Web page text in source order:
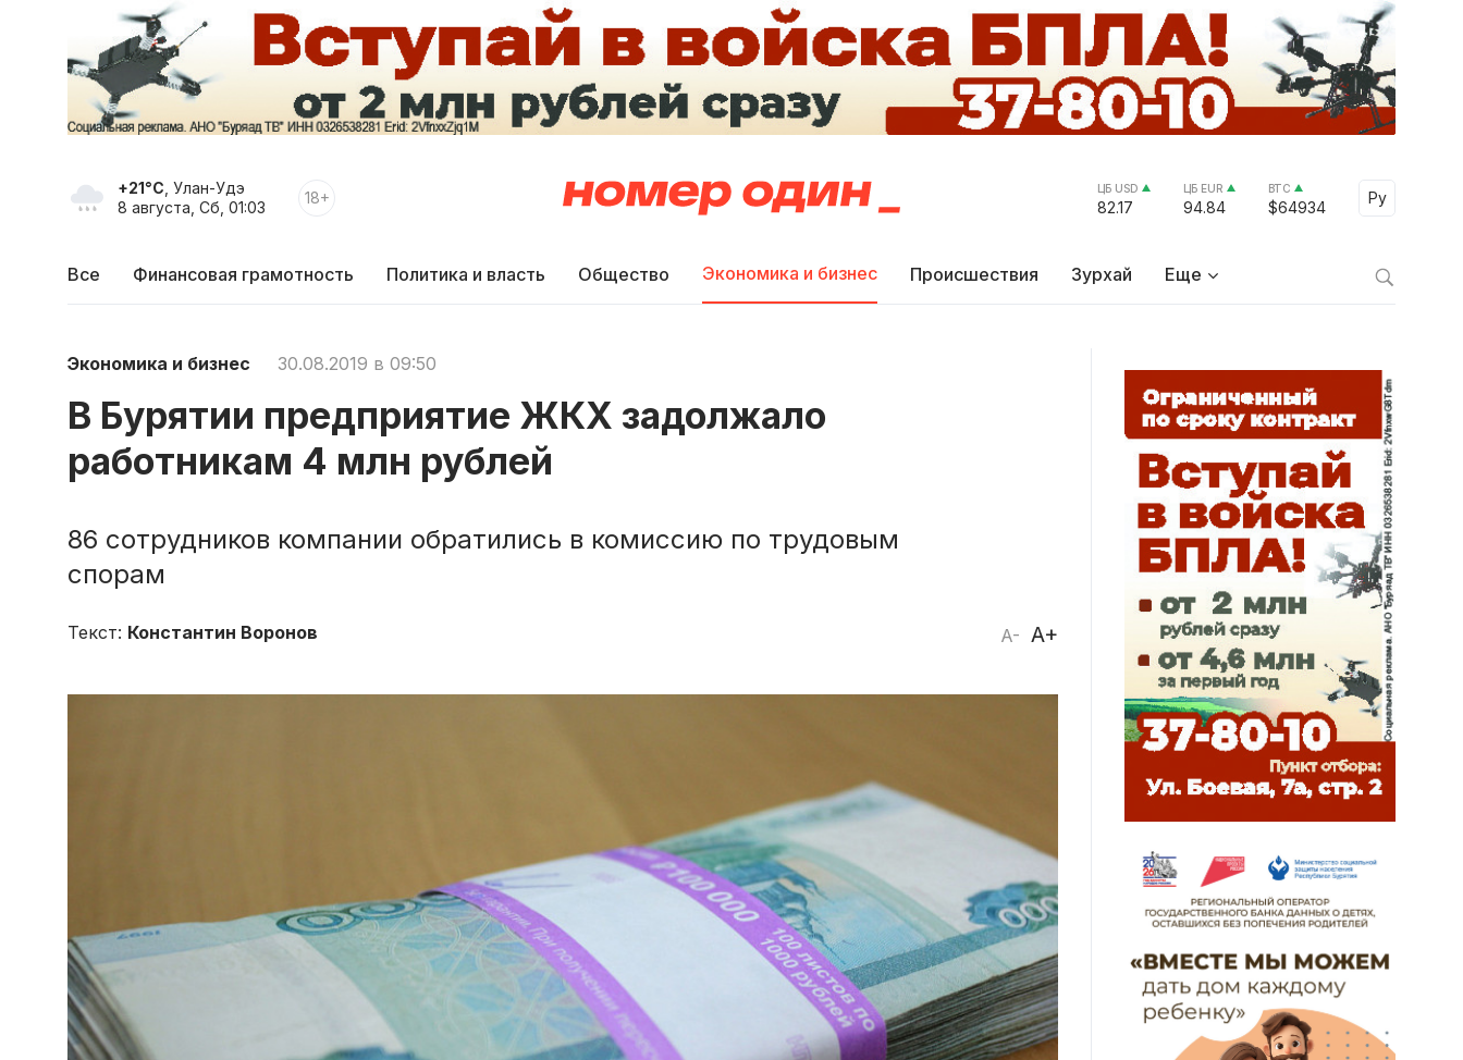
+21°C , Улан-Удэ
8 августа, Сб, 01:03
18+ ЦБ USD
82.17
ЦБ EUR
94.84
BTC
$64934
Ру
Select
Все Финансовая грамотность Политика и власть Общество Экономика и бизнес Происшествия Зурхай Еще
Экономика и бизнес 30.08.2019 в 09:50
В Бурятии предприятие ЖКХ задолжало
работникам 4 млн рублей
86 сотрудников компании обратились в комиссию по трудовым
спорам
A- A+
Текст: Константин Воронов